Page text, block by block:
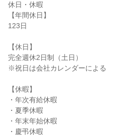
休日・休暇
【年間休日】
123日
【休日】
完全週休2日制（土日）
※祝日は会社カレンダーによる
【休暇】
・年次有給休暇
・夏季休暇
・年末年始休暇
・慶弔休暇